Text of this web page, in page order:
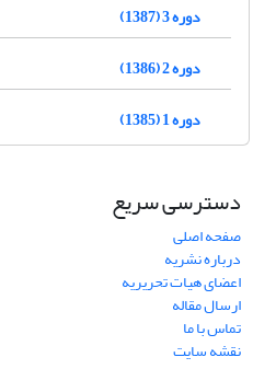
دوره 3 (1387)
دوره 2 (1386)
دوره 1 (1385)
دسترسی سریع
صفحه اصلی
درباره نشریه
اعضای هیات تحریریه
ارسال مقاله
تماس با ما
نقشه سایت